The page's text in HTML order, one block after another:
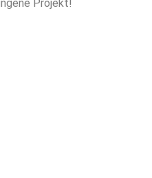
Projekt!